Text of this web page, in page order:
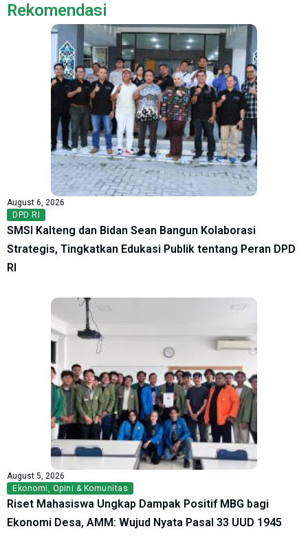
Rekomendasi
August 6, 2026
DPD RI
SMSI Kalteng dan Bidan Sean Bangun Kolaborasi
Strategis, Tingkatkan Edukasi Publik tentang Peran DPD
RI
August 5, 2026
Ekonomi, Opini & Komunitas
Riset Mahasiswa Ungkap Dampak Positif MBG bagi
Ekonomi Desa, AMM: Wujud Nyata Pasal 33 UUD 1945